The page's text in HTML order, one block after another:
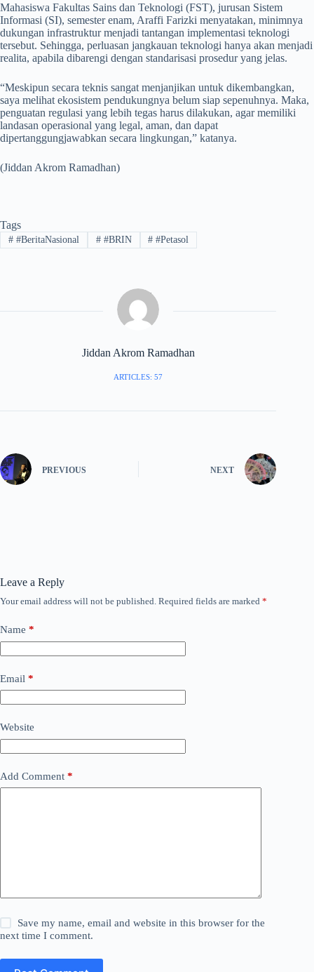
​Mahasiswa Fakultas Sains dan Teknologi (FST), jurusan Sistem
Informasi (SI), semester enam, Araffi Farizki menyatakan, minimnya
dukungan infrastruktur menjadi tantangan implementasi teknologi
tersebut. Sehingga, perluasan jangkauan teknologi hanya akan menjadi
realita, apabila dibarengi dengan standarisasi prosedur yang jelas.
“Meskipun secara teknis sangat menjanjikan untuk dikembangkan,
saya melihat ekosistem pendukungnya belum siap sepenuhnya. Maka,
penguatan regulasi yang lebih tegas harus dilakukan, agar memiliki
landasan operasional yang legal, aman, dan dapat
dipertanggungjawabkan secara lingkungan,” katanya.
(Jiddan Akrom Ramadhan)
Tags
##BeritaNasional ##BRIN # #Petasol
Jiddan Akrom Ramadhan
ARTICLES: 57
PREVIOUS NEXT
Leave a Reply
Your email address will not be published. Required fields are marked *
Name *
Email *
Website
Add Comment *
Save my name, email and website in this browser for the
next time I comment.